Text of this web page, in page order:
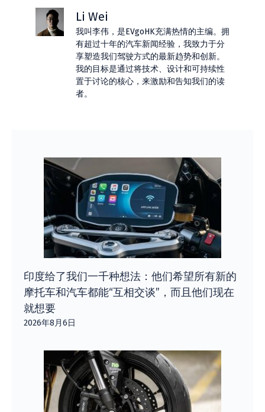
Li Wei
我叫李伟，是EVgoHK充满热情的主编。拥
有超过十年的汽车新闻经验，我致力于分
享塑造我们驾驶方式的最新趋势和创新。
我的目标是通过将技术、设计和可持续性
置于讨论的核心，来激励和告知我们的读
者。
印度给了我们一千种想法：他们希望所有新的
摩托车和汽车都能“互相交谈”，而且他们现在
就想要
2026年8月6日